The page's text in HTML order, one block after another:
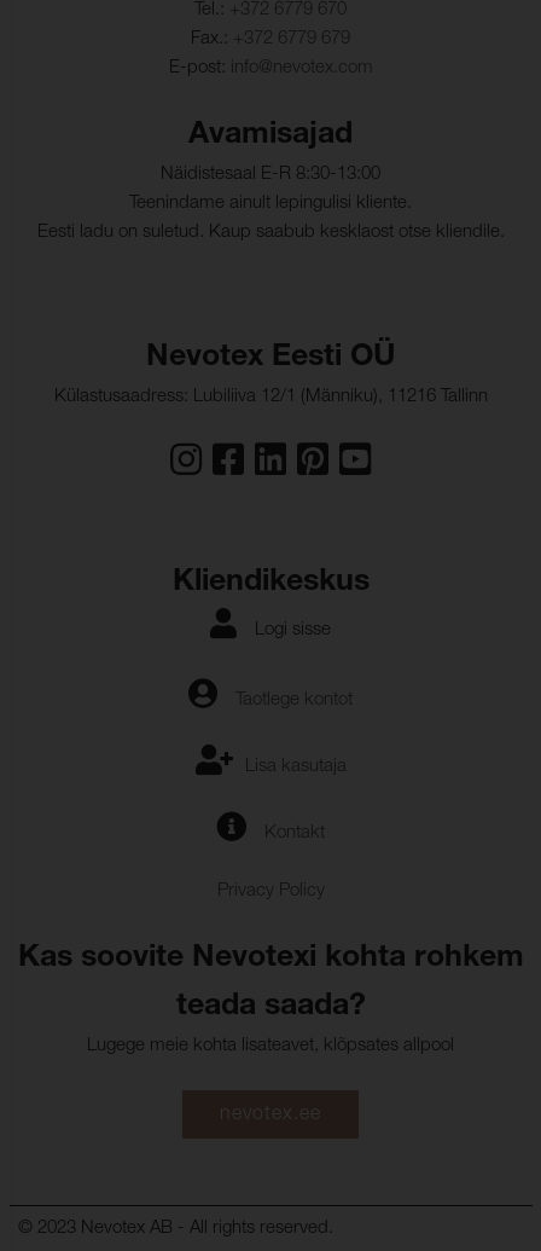
Tel.: +372 6779 670
Fax.: +372 6779 679
E-post: info@nevotex.com
Avamisajad
Näidistesaal E-R 8:30-13:00
Teenindame ainult lepingulisi kliente.
Eesti ladu on suletud. Kaup saabub kesklaost otse kliendile.
Nevotex Eesti OÜ
Külastusaadress: Lubiliiva 12/1 (Männiku), 11216 Tallinn
Kliendikeskus
Logi sisse
Taotlege kontot
Lisa kasutaja
Kontakt
Privacy Policy
Kas soovite Nevotexi kohta rohkem
teada saada?
Lugege meie kohta lisateavet, klõpsates allpool
nevotex.ee
© 2023 Nevotex AB - All rights reserved.